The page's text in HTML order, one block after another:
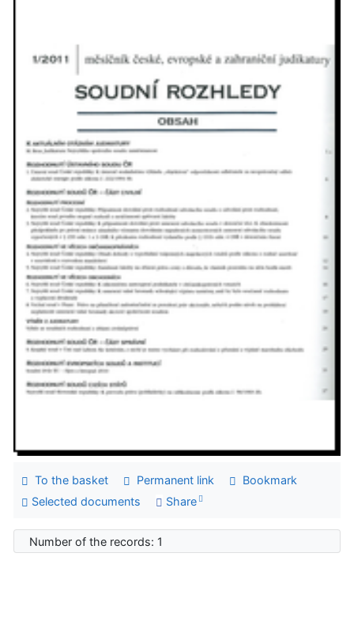
To the basket Permanent link
Bookmark
Selected documents
Share
Number of the records: 1